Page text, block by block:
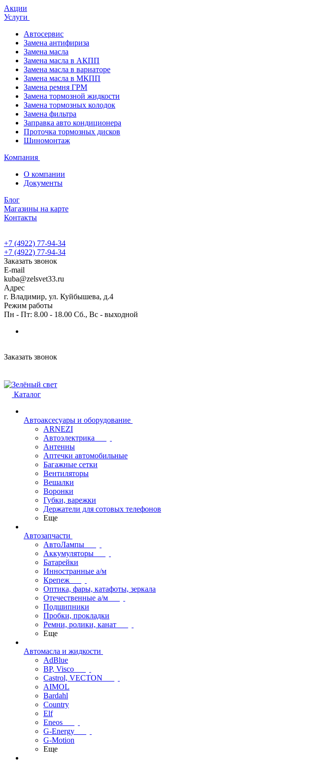
Акции
Услуги
Автосервис
Замена антифириза
Замена масла
Замена масла в АКПП
Замена масла в вариаторе
Замена масла в МКПП
Замена ремня ГРМ
Замена тормозной жидкости
Замена тормозных колодок
Замена фильтра
Заправка авто кондиционера
Проточка тормозных дисков
Шиномонтаж
Компания
О компании
Документы
Блог
Магазины на карте
Контакты
+7 (4922) 77-94-34
+7 (4922) 77-94-34
Заказать звонок
E-mail
kuba@zelsvet33.ru
Адрес
г. Владимир, ул. Куйбышева, д.4
Режим работы
Пн - Пт: 8.00 - 18.00 Сб., Вс - выходной
Заказать звонок
Каталог
Автоаксесуары и оборудование
ARNEZI
Автоэлектрика
Антенны
Аптечки автомобильные
Багажные сетки
Вентиляторы
Вешалки
Воронки
Губки, варежки
Держатели для сотовых телефонов
Еще
Автозапчасти
АвтоЛампы
Аккумуляторы
Батарейки
Инностранные а/м
Крепеж
Оптика, фары, катафоты, зеркала
Отечественные а/м
Подшипники
Пробки, прокладки
Ремни, ролики, канат
Еще
Автомасла и жидкости
AdBlue
BP, Visco
Castrol, VECTON
AIMOL
Bardahl
Country
Elf
Eneos
G-Energy
G-Motion
Еще